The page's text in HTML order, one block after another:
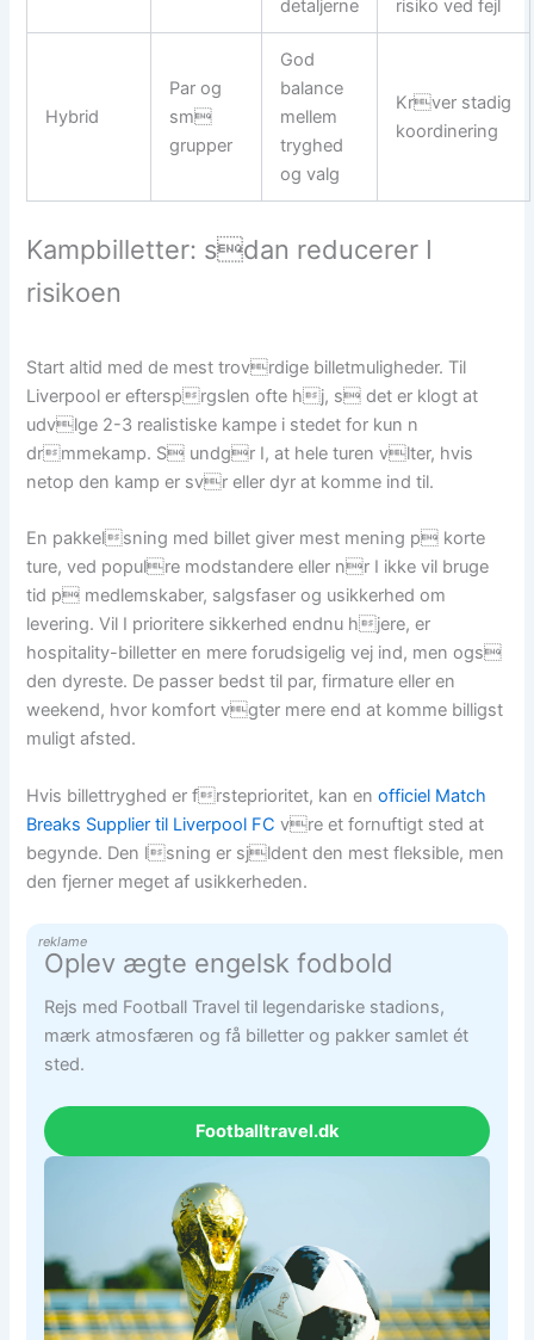
detaljerne risiko ved fejl
Hybrid
Par og
sm
grupper
God
balance
mellem
tryghed
og valg
Krver stadig
koordinering
Kampbilletter: sdan reducerer I
risikoen
Start altid med de mest trovrdige billetmuligheder. Til
Liverpool er eftersprgslen ofte hj, s det er klogt at
udvlge 2-3 realistiske kampe i stedet for kun n
drmmekamp. S undgr I, at hele turen vlter, hvis
netop den kamp er svr eller dyr at komme ind til.
En pakkelsning med billet giver mest mening p korte
ture, ved populre modstandere eller nr I ikke vil bruge
tid p medlemskaber, salgsfaser og usikkerhed om
levering. Vil I prioritere sikkerhed endnu hjere, er
hospitality-billetter en mere forudsigelig vej ind, men ogs
den dyreste. De passer bedst til par, firmature eller en
weekend, hvor komfort vgter mere end at komme billigst
muligt afsted.
Hvis billettryghed er frsteprioritet, kan enofficiel Match
Breaks Supplier til Liverpool FC vre et fornuftigt sted at
begynde. Den lsning er sjldent den mest fleksible, men
den fjerner meget af usikkerheden.
reklame
Oplev ægte engelsk fodbold
Rejs med Football Travel til legendariske stadions,
mærk atmosfæren og få billetter og pakker samlet ét
sted.
Footballtravel.dk